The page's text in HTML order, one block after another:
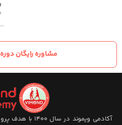
مشاوره رایگان
آکادمی ویموند